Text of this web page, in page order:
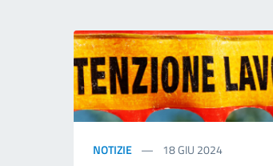
NOTIZIE 18GIU 2024